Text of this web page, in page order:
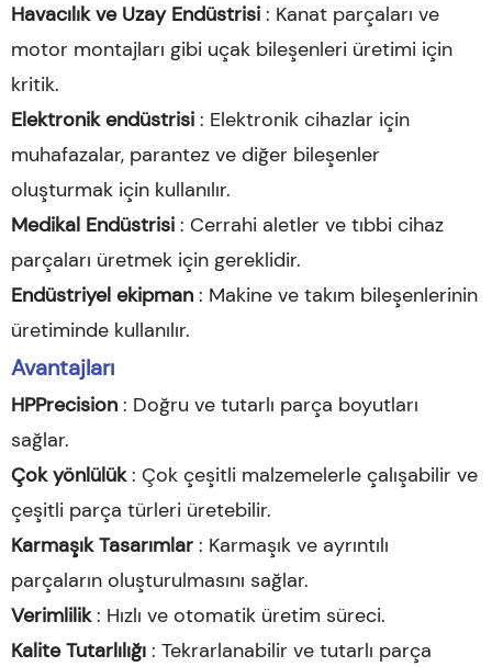
Havacılık ve Uzay Endüstrisi : Kanat parçaları ve
motor montajları gibi uçak bileşenleri üretimi için
kritik.
Elektronik endüstrisi : Elektronik cihazlar için
muhafazalar, parantez ve diğer bileşenler
oluşturmak için kullanılır.
Medikal Endüstrisi : Cerrahi aletler ve tıbbi cihaz
parçaları üretmek için gereklidir.
Endüstriyel ekipman : Makine ve takım bileşenlerinin
üretiminde kullanılır.
Avantajları
HPPrecision : Doğru ve tutarlı parça boyutları
sağlar.
Çok yönlülük: Çok çeşitli malzemelerle çalışabilir ve
çeşitli parça türleri üretebilir.
Karmaşık Tasarımlar : Karmaşık ve ayrıntılı
parçaların oluşturulmasını sağlar.
Verimlilik: Hızlı ve otomatik üretim süreci.
Kalite Tutarlılığı : Tekrarlanabilir ve tutarlı parça